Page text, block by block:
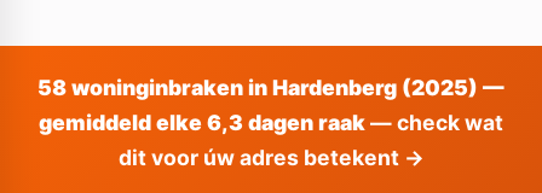
58 woninginbraken in Hardenberg (2025) —
gemiddeld elke 6,3 dagen raak— check wat
dit voor úw adres betekent →